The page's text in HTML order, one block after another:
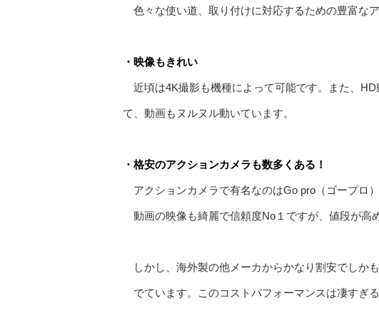
色々な使い道、取り付けに対応するための豊富な
・映像もきれい
近頃は4K撮影も機種によって可能です。また、
て、動画もヌルヌル動いています。
・格安のアクションカメラも数多くある！
アクションカメラで有名なのはGo pro（ゴープロ）
動画の映像も綺麗で信頼度No１ですが、値段が高め
しかし、海外製の他メーカからかなり割安でしか
でています。このコストパフォーマンスは凄すぎ